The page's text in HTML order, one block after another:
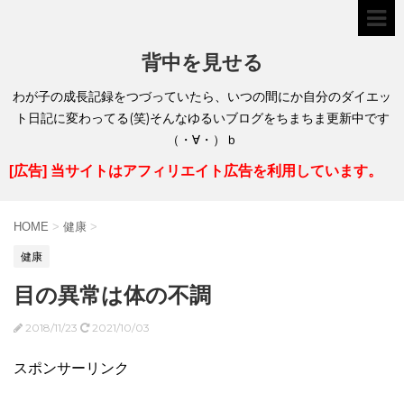
背中を見せる
わが子の成長記録をつづっていたら、いつの間にか自分のダイエッ
ト日記に変わってる(笑)そんなゆるいブログをちまちま更新中です
（・∀・）ｂ
[広告] 当サイトはアフィリエイト広告を利用しています。
HOME > 健康 >
健康
目の異常は体の不調
2018/11/23 2021/10/03
スポンサーリンク